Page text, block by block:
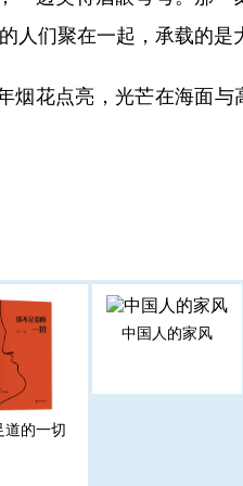
人们聚在一起，承载的是
花点亮，光芒在海面与
道的一切
中国人的家风